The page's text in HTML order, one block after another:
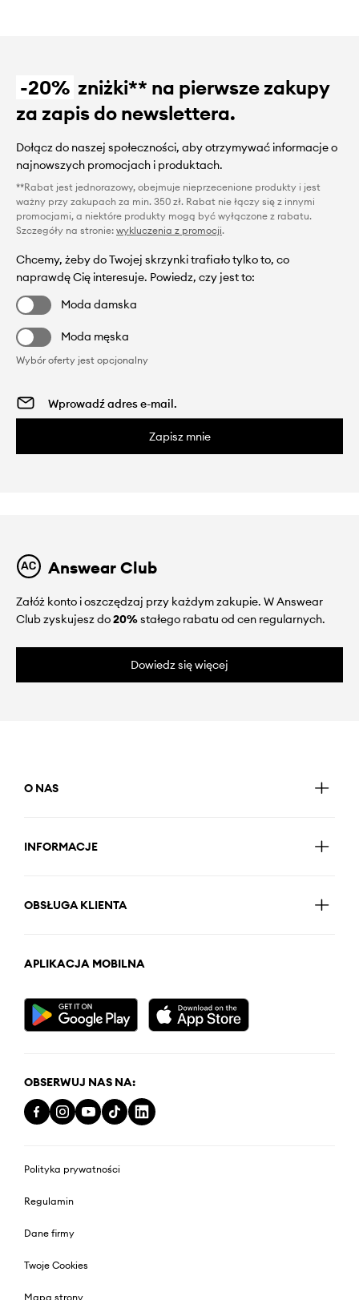
-20% zniżki** na pierwsze zakupy
za zapis do newslettera.
Dołącz do naszej społeczności, aby otrzymywać informacje o
najnowszych promocjach i produktach.
**Rabat jest jednorazowy, obejmuje nieprzecenione produkty i jest
ważny przy zakupach za min. 350 zł. Rabat nie łączy się z innymi
promocjami, a niektóre produkty mogą być wyłączone z rabatu.
Szczegóły na stronie: wykluczenia z promocji.
Chcemy, żeby do Twojej skrzynki trafiało tylko to, co
naprawdę Cię interesuje. Powiedz, czy jest to:
Moda damska
Moda męska
Wybór oferty jest opcjonalny
Zapisz mnie
Answear Club
Załóż konto i oszczędzaj przy każdym zakupie. W Answear
Club zyskujesz do20%stałego rabatu od cen regularnych.
Dowiedz się więcej
O NAS
INFORMACJE
OBSŁUGA KLIENTA
APLIKACJA MOBILNA
OBSERWUJ NAS NA:
Polityka prywatności
Regulamin
Dane firmy
Twoje Cookies
Mapa strony